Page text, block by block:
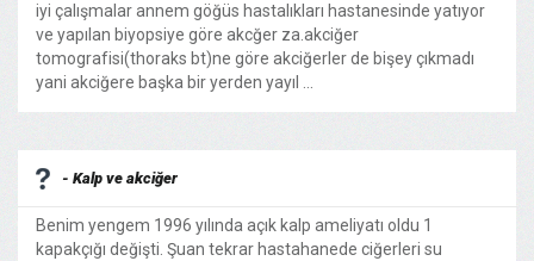
iyi çalışmalar annem göğüs hastalıkları hastanesinde yatıyor
ve yapılan biyopsiye göre akcğer za.akciğer
tomografisi(thoraks bt)ne göre akciğerler de bişey çıkmadı
yani akciğere başka bir yerden yayıl ...
- Kalp ve akciğer
Benim yengem 1996 yılında açık kalp ameliyatı oldu 1
kapakçığı değişti. Şuan tekrar hastahanede ciğerleri su